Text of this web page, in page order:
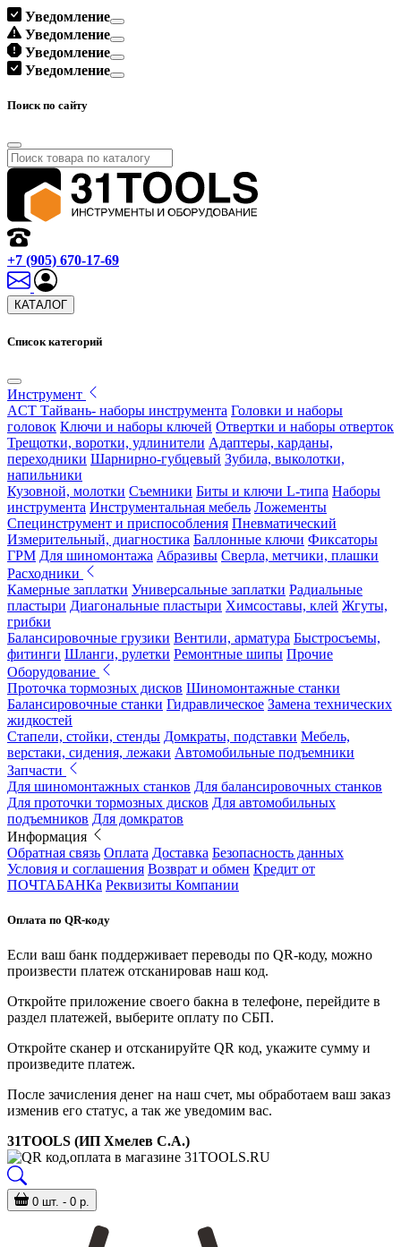
Уведомление
Уведомление
Уведомление
Уведомление
Поиск по сайту
+7 (905) 670-17-69
КАТАЛОГ
Список категорий
Инструмент
ACT Тайвань- наборы инструмента Головки и наборы
головок Ключи и наборы ключей Отвертки и наборы отверток
Трещотки, воротки, удлинители Адаптеры, карданы,
переходники Шарнирно-губцевый Зубила, выколотки,
напильники
Кузовной, молотки Съемники Биты и ключи L-типа Наборы
инструмента Инструментальная мебель Ложементы
Специнструмент и приспособления Пневматический
Измерительный, диагностика Баллонные ключи Фиксаторы
ГРМ Для шиномонтажа Абразивы Сверла, метчики, плашки
Расходники
Камерные заплатки Универсальные заплатки Радиальные
пластыри Диагональные пластыри Химсоставы, клей Жгуты,
грибки
Балансировочные грузики Вентили, арматура Быстросъемы,
фитинги Шланги, рулетки Ремонтные шипы Прочие
Оборудование
Проточка тормозных дисков Шиномонтажные станки
Балансировочные станки Гидравлическое Замена технических
жидкостей
Стапели, стойки, стенды Домкраты, подставки Мебель,
верстаки, сидения, лежаки Автомобильные подъемники
Запчасти
Для шиномонтажных станков Для балансировочных станков
Для проточки тормозных дисков Для автомобильных
подъемников Для домкратов
Информация
Обратная связь Оплата Доставка Безопасность данных
Условия и соглашения Возврат и обмен Кредит от
ПОЧТАБАНКа Реквизиты Компании
Оплата по QR-коду
Если ваш банк поддерживает переводы по QR-коду, можно
произвести платеж отсканировав наш код.
Откройте приложение своего бакна в телефоне, перейдите в
раздел платежей, выберите оплату по СБП.
Откройте сканер и отсканируйте QR код, укажите сумму и
произведите платеж.
После зачисления денег на наш счет, мы обработаем ваш заказ
изменив его статус, а так же уведомим вас.
31TOOLS (ИП Хмелев С.А.)
0 шт. - 0 р.